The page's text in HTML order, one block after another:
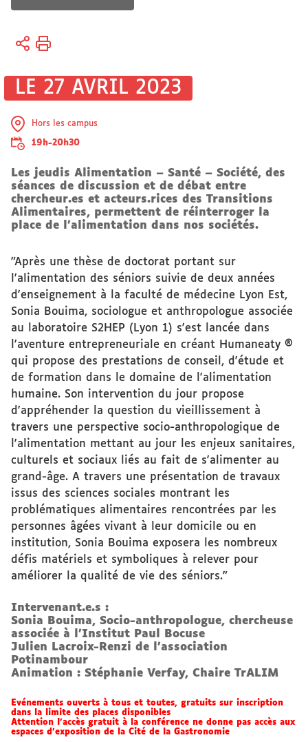
Vous
Accueil
Chaires
Chaire
LE 27 AVRIL 2023
Hors les campus
19h-20h30
Les jeudis Alimentation – Santé – Société, des
séances de discussion et de débat entre
chercheur.es et acteurs.rices des Transitions
Alimentaires, permettent de réinterroger la
place de l’alimentation dans nos sociétés.
"Après une thèse de doctorat portant sur
l'alimentation des séniors suivie de deux années
d'enseignement à la faculté de médecine Lyon Est,
Sonia Bouima, sociologue et anthropologue associée
au laboratoire S2HEP (Lyon 1) s'est lancée dans
l'aventure entrepreneuriale en créant Humaneaty ®
qui propose des prestations de conseil, d'étude et
de formation dans le domaine de l'alimentation
humaine. Son intervention du jour propose
d'appréhender la question du vieillissement à
travers une perspective socio-anthropologique de
l'alimentation mettant au jour les enjeux sanitaires,
culturels et sociaux liés au fait de s'alimenter au
grand-âge. A travers une présentation de travaux
issus des sciences sociales montrant les
problématiques alimentaires rencontrées par les
personnes âgées vivant à leur domicile ou en
institution, Sonia Bouima exposera les nombreux
défis matériels et symboliques à relever pour
améliorer la qualité de vie des séniors."
Intervenant.e.s :
Sonia Bouima, Socio-anthropologue, chercheuse
associée à l’Institut Paul Bocuse
Julien Lacroix-Renzi de l'association
Potinambour
Animation : Stéphanie Verfay, Chaire TrALIM
Evénements ouverts à tous et toutes, gratuits sur inscription
dans la limite des places disponibles
Attention l’accès gratuit à la conférence ne donne pas accès aux
espaces d’exposition de la Cité de la Gastronomie